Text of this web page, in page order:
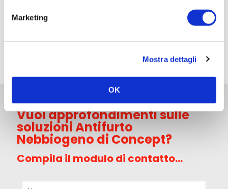
Marketing
Mostra dettagli
OK
CP SC20-PB
Vuoi approfondimenti sulle
soluzioni Antifurto
Nebbiogeno di Concept?
Compila il modulo di contatto...